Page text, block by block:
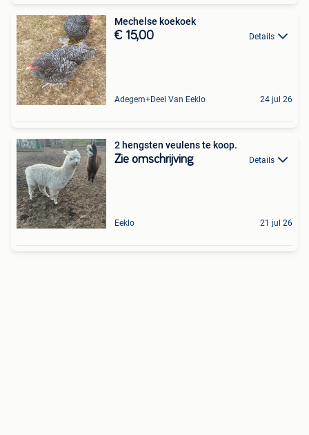
Mechelse koekoek
€ 15,00 Details
Adegem+Deel Van Eeklo 24 jul 26
2 hengsten veulens te koop.
Zie omschrijving Details
Eeklo 21 jul 26